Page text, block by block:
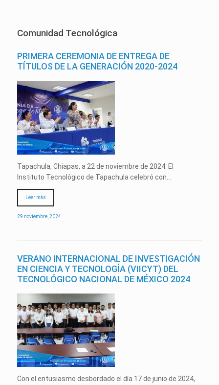
Comunidad Tecnológica
PRIMERA CEREMONIA DE ENTREGA DE
TÍTULOS DE LA GENERACIÓN 2020-2024
Tapachula, Chiapas, a 22 de noviembre de 2024. El
Instituto Tecnológico de Tapachula celebró con…
Leer más
29 noviembre, 2024
VERANO INTERNACIONAL DE INVESTIGACIÓN
EN CIENCIA Y TECNOLOGÍA (VIICYT) DEL
TECNOLÓGICO NACIONAL DE MÉXICO 2024
Con el entusiasmo desbordado el día 17 de junio de 2024,